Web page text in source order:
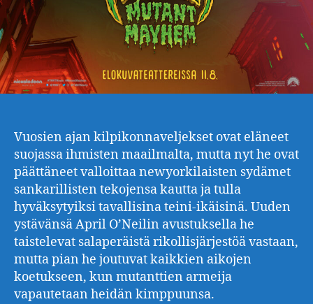
Vuosien ajan kilpikonnaveljekset ovat eläneet
suojassa ihmisten maailmalta, mutta nyt he ovat
päättäneet valloittaa newyorkilaisten sydämet
sankarillisten tekojensa kautta ja tulla
hyväksytyiksi tavallisina teini-ikäisinä. Uuden
ystävänsä April O’Neilin avustuksella he
taistelevat salaperäistä rikollisjärjestöä vastaan,
mutta pian he joutuvat kaikkien aikojen
koetukseen, kun mutanttien armeija
vapautetaan heidän kimppuunsa.